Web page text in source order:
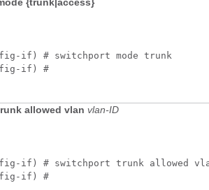
if) # switchport mode trunk
if) #
allowed vlan vlan-ID
if) # switchport trunk allowed
if) #